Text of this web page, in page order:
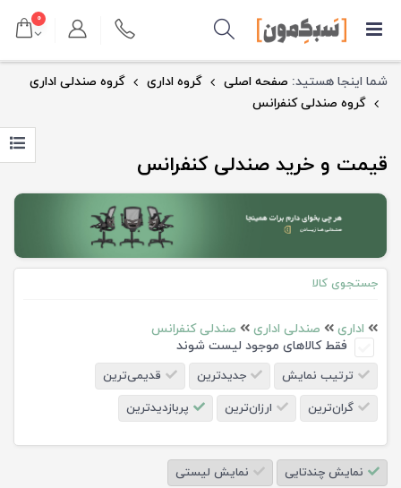
۰
شما اینجا هستید: صفحه اصلی گروه اداری
گروه صندلی اداری
گروه صندلی کنفرانس
قیمت و خرید صندلی کنفرانس
جستجوی کالا
اداری صندلی اداری
صندلی کنفرانس
فقط کالاهای موجود لیست شوند
ترتیب نمایش جدیدترین
قدیمی‌ترین
گران‌ترین
ارزان‌ترین پربازدیدترین
نمایش چندتایی نمایش لیستی